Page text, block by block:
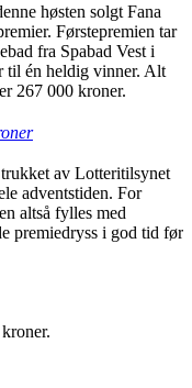
høsten solgt Fana
Førstepremien tar
fra Spabad Vest i
til én heldig vinner. Alt
267 000 kroner.
av Lotteritilsynet
adventstiden. For
altså fylles med
premiedryss i god tid før